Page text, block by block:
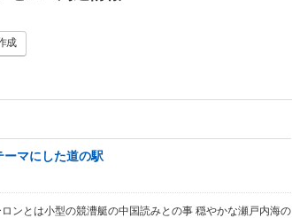
成
マにした道の駅
ンとは小型の競漕艇の中国読みとの事 穏やかな瀬戸内海の